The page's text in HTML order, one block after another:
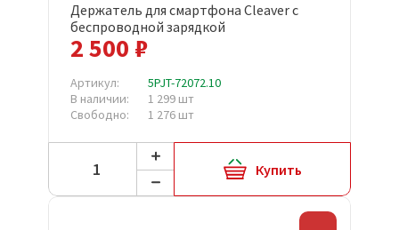
Держатель для смартфона Cleaver с
беспроводной зарядкой
2 500 ₽
Артикул:
5PJT-72072.10
В наличии:
1 299 шт
Свободно:
1 276 шт
Купить